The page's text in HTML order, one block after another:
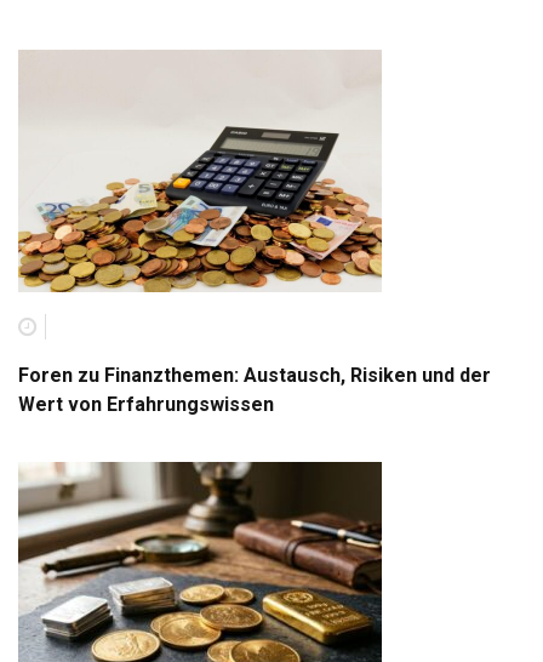
Foren zu Finanzthemen: Austausch, Risiken und der
Wert von Erfahrungswissen